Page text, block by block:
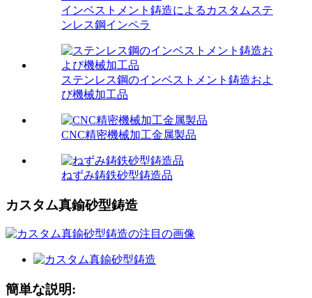
インベストメント鋳造によるカスタムステ
ンレス鋼インペラ
ステンレス鋼のインベストメント鋳造およ
び機械加工品
CNC精密機械加工金属製品
ねずみ鋳鉄砂型鋳造品
カスタム真鍮砂型鋳造
簡単な説明: